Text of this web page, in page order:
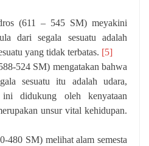
(611 – 545 SM) meyakini
dari segala sesuatu adalah
yang tidak terbatas. [5]
524 SM) mengatakan bahwa
sesuatu itu adalah udara,
ini didukung oleh kenyataan
unsur vital kehidupan.
480 SM) melihat alam semesta